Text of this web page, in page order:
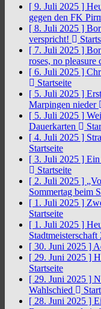
[ 9. Juli 2025 ]
gegen den FK
[ 8. Juli 2025 ]
verspricht!
[ 7. Juli 2025 ]
roses, no pleasure
[ 6. Juli 2025 ]
Startseite
[ 5. Juli 2025 ]
Marpingen nieder
[ 5. Juli 2025 ]
Dauerkarten
[ 4. Juli 2025 ]
Startseite
[ 3. Juli 2025 ] Ein
Startseite
[ 2. Juli 2025 ]
Sommertag beim
[ 1. Juli 2025 ]
Startseite
[ 1. Juli 2025 ]
Stadtmeisterschaft
[ 30. Juni 2025 ]
[ 29. Juni 2025 ]
Startseite
[ 29. Juni 2025 ]
Wahlschied
[ 28. Juni 2025 ]